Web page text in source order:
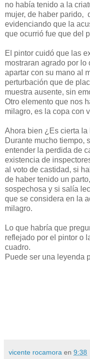
no había tenido a la
mujer, de haber parido,
evidenciando que la
que ocurrió fue que del
El pintor cuidó que las
mostraran agrado por
apartar con su mano al
perturbación que de
muestra ausente, sin
Otro elemento que nos
milagro, es la copa con
Ahora bien ¿Es cierta
Durante mucho tiempo,
entender la perdida de
existencia de
al voto de castidad, si
de haber tenido un
sospechosa y si salía
que se considera en la
milagro.
Lo que habría que
reflejado por el pintor o
cuadro.
Puede ser una leyenda
vicente rocamora en 9:38